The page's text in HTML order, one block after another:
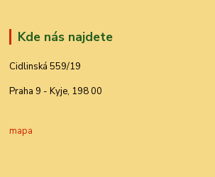
Kde nás najdete
Cidlinská 559/19
Praha 9 - Kyje, 198 00
mapa